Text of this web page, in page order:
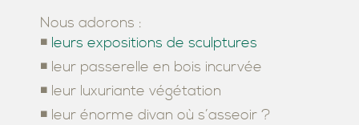
Nous adorons :
◾ leurs expositions de sculptures
◾ leur passerelle en bois incurvée
◾ leur luxuriante végétation
◾ leur énorme divan où s’asseoir ?